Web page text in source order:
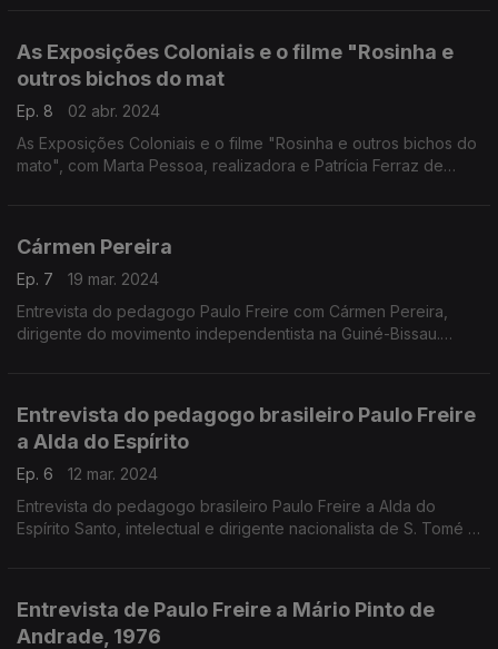
As Exposições Coloniais e o filme "Rosinha e
outros bichos do mat
Ep. 8
02 abr. 2024
As Exposições Coloniais e o filme "Rosinha e outros bichos do
mato", com Marta Pessoa, realizadora e Patrícia Ferraz de
Produção Cristina Manuel
Cármen Pereira
Ep. 7
19 mar. 2024
Entrevista do pedagogo Paulo Freire com Cármen Pereira,
dirigente do movimento independentista na Guiné-Bissau.
Entrevista do pedagogo brasileiro Paulo Freire
a Alda do Espírito
Ep. 6
12 mar. 2024
Entrevista do pedagogo brasileiro Paulo Freire a Alda do
Espírito Santo, intelectual e dirigente nacionalista de S. Tomé e
Entrevista de Paulo Freire a Mário Pinto de
Andrade, 1976